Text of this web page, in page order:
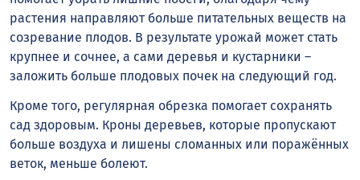
растения направляют больше питательных веществ на
созревание плодов. В результате урожай может стать
крупнее и сочнее, а сами деревья и кустарники –
заложить больше плодовых почек на следующий год.
Кроме того, регулярная обрезка помогает сохранять
сад здоровым. Кроны деревьев, которые пропускают
больше воздуха и лишены сломанных или поражённых
веток, меньше болеют.